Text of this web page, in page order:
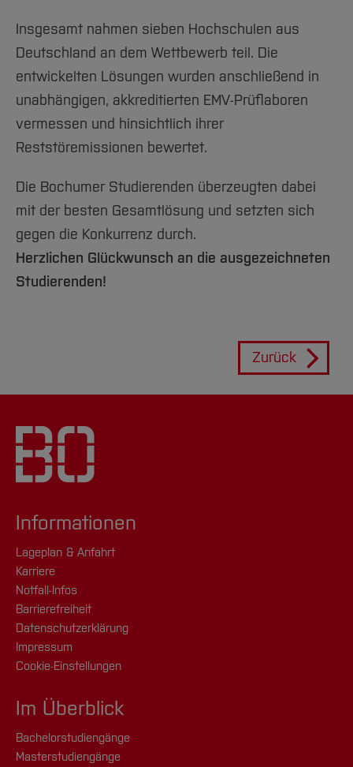
Insgesamt nahmen sieben Hochschulen aus
Deutschland an dem Wettbewerb teil. Die
entwickelten Lösungen wurden anschließend in
unabhängigen, akkreditierten EMV-Prüflaboren
vermessen und hinsichtlich ihrer
Reststöremissionen bewertet.
Die Bochumer Studierenden überzeugten dabei
mit der besten Gesamtlösung und setzten sich
gegen die Konkurrenz durch.
Herzlichen Glückwunsch an die ausgezeichneten
Studierenden!
Zurück
Informationen
Lageplan & Anfahrt
Karriere
Notfall-Infos
Barrierefreiheit
Datenschutzerklärung
Impressum
Cookie-Einstellungen
Im Überblick
Bachelorstudiengänge
Masterstudiengänge